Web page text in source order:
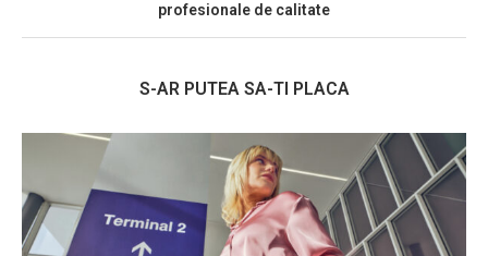
profesionale de calitate
S-AR PUTEA SA-TI PLACA